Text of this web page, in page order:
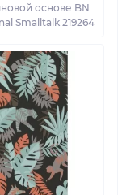
основе BN
Smalltalk 219264